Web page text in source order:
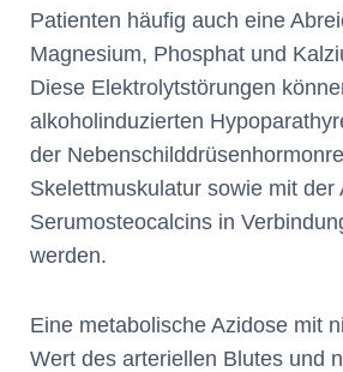
Patienten häufig auch eine
Magnesium, Phosphat und
Diese Elektrolytstörungen
alkoholinduzierten
der
Skelettmuskulatur sowie mit der
Serumosteocalcins in
werden.
Eine metabolische Azidose mit
Wert des arteriellen Blutes und